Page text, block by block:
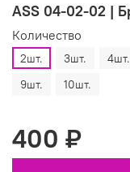
ASS 04-02-02 |
Количество
2шт. 3шт. 4шт.
9шт.
10шт.
400 ₽